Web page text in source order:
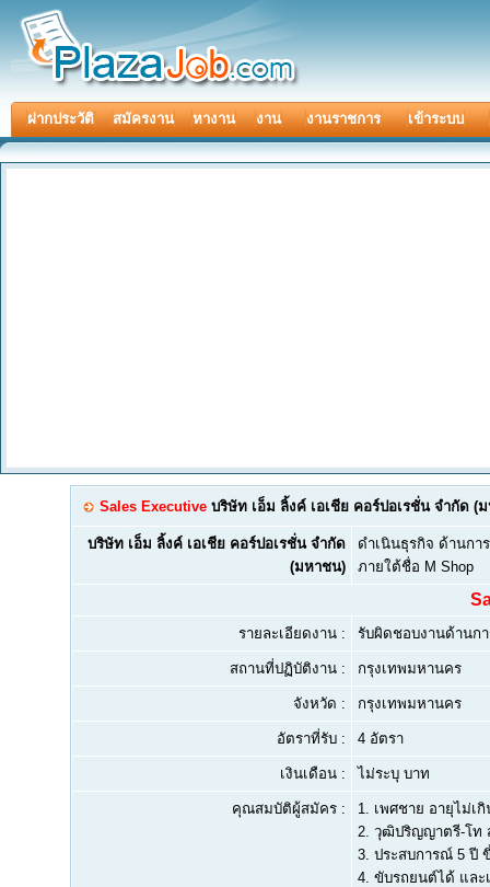
ฝากประวัติ สมัครงาน หางาน งาน งานราชการ เข้าระบบ
Sales Executive บริษัท เอ็ม ลิ้งค์ เอเชีย คอร์ปอเรชั่น จำกัด (
บริษัท เอ็ม ลิ้งค์ เอเชีย คอร์ปอเรชั่น จำกัด
(มหาชน)
ดำเนินธุรกิจ ด้านก
ภายใต้ชื่อ M Shop
รายละเอียดงาน : รับผิดชอบงานด้านก
สถานที่ปฏิบัติงาน : กรุงเทพมหานคร
จังหวัด : กรุงเทพมหานคร
อัตราที่รับ : 4 อัตรา
เงินเดือน : ไม่ระบุ บาท
คุณสมบัติผู้สมัคร : 1. เพศชาย อายุไม่เ
2. วุฒิปริญญาตรี-โท
3. ประสบการณ์ 5 ปี
4. ขับรถยนต์ได้ และ